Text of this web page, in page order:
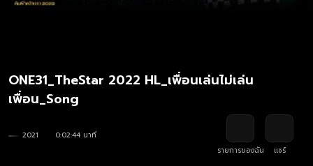
ONE31_TheStar 2022 HL_เพื่อนเล่นไม่เล่น
เพื่อน_Song
2021
0:02:44 นาที
รายการของฉัน
แชร์